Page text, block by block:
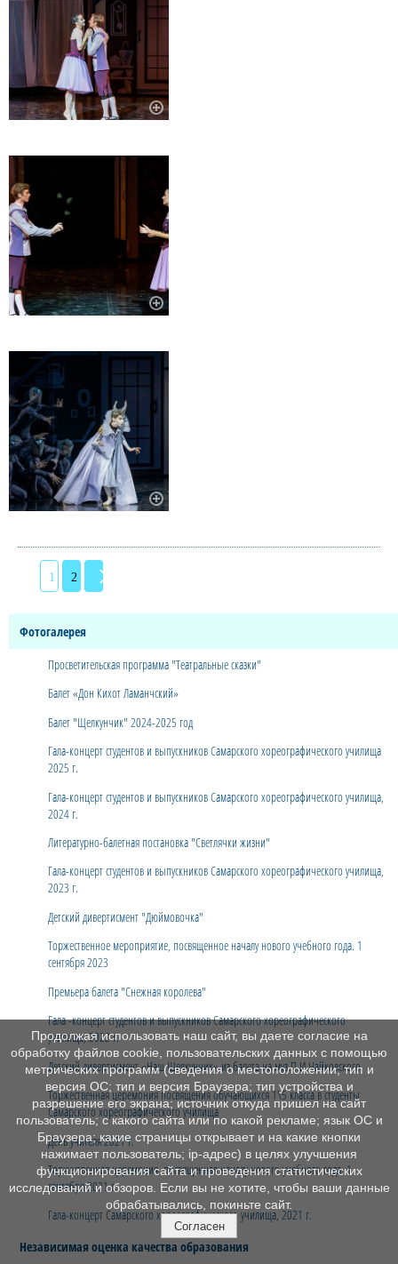
1 2
Фотогалерея
Просветительская программа "Театральные сказки"
Балет «Дон Кихот Ламанчский»
Балет "Щелкунчик" 2024-2025 год
Гала-концерт студентов и выпускников Самарского хореографического училища
2025 г.
Гала-концерт студентов и выпускников Самарского хореографического училища,
2024 г.
Литературно-балетная постановка "Светлячки жизни"
Гала-концерт студентов и выпускников Самарского хореографического училища,
2023 г.
Детский дивертисмент "Дюймовочка"
Торжественное мероприятие, посвященное началу нового учебного года. 1
сентября 2023
Премьера балета "Снежная королева"
Гала -концерт студентов и выпускников Самарского хореографического
училища, 2022 г.
Детский дивертисмент «Наш Щелкунчик» из балета на муз.П.И.Чайковского.
Торжественная церемония посвящения обучающихся 1\5 класса в студенты
Самарского хореографического училища
День учителя 2021 г.
Торжественная церемония, посвященная началу нового учебного года. 1
сентября 2021 г.
Гала-концерт Самарского хореографического училища, 2021 г.
Независимая оценка качества образования
Продолжая использовать наш сайт, вы даете согласие на
обработку файлов cookie, пользовательских данных с помощью
метрических программ (сведения о местоположении; тип и
версия ОС; тип и версия Браузера; тип устройства и
разрешение его экрана; источник откуда пришел на сайт
пользователь; с какого сайта или по какой рекламе; язык ОС и
Браузера; какие страницы открывает и на какие кнопки
нажимает пользователь; ip-адрес) в целях улучшения
функционирования сайта и проведения статистических
исследований и обзоров. Если вы не хотите, чтобы ваши данные
обрабатывались, покиньте сайт.
Согласен